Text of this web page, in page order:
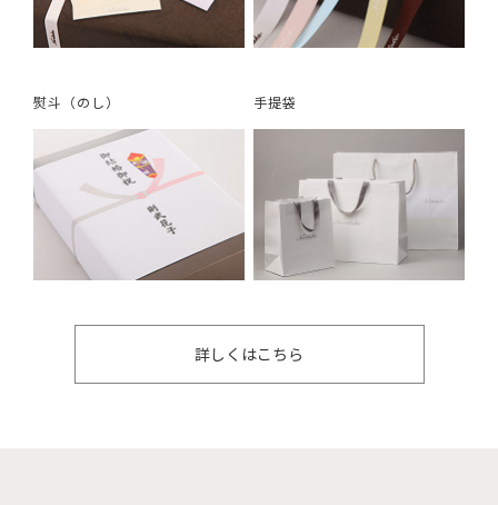
熨斗（のし） 手提袋
詳しくはこちら